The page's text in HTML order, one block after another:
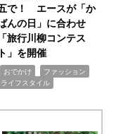
で！ エースが「か
んの日」に合わせ
「旅行川柳コンテス
ト」を開催
おでかけ ファッション
ライフスタイル